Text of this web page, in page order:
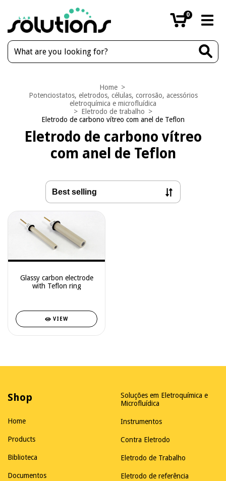
0
Home >
Potenciostatos, eletrodos, células, corrosão, acessórios
eletroquímica e microfluídica
> Eletrodo de trabalho >
Eletrodo de carbono vítreo com anel de Teflon
Eletrodo de carbono vítreo
com anel de Teflon
Glassy carbon electrode
with Teflon ring
VIEW
Shop
Home
Products
Biblioteca
Documentos
Soluções em Eletroquímica e
Microfluídica
Instrumentos
Contra Eletrodo
Eletrodo de Trabalho
Eletrodo de referência